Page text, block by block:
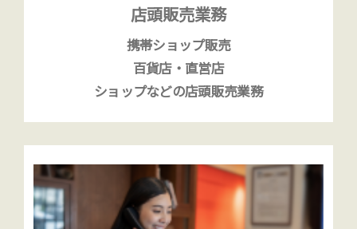
店頭販売業務
携帯ショップ販売
百貨店・直営店
ショップなどの店頭販売業務